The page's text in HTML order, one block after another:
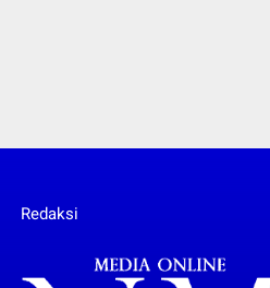
Redaksi